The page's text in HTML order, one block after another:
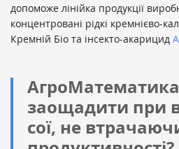
допоможе лінійка продукції
концентровані рідкі кремнієво-
Кремній Біо та інсекто-акарицид
заощадити при
сої, не